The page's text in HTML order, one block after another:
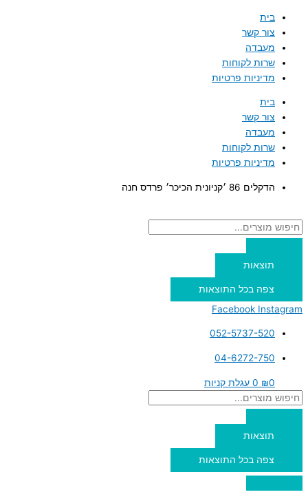
לתוכן
בית
צור קשר
מעבדה
שרות לקוחות
מדיניות פרטיות
בית
צור קשר
מעבדה
שרות לקוחות
מדיניות פרטיות
הדקלים 86 ׳קניונית הכיכר׳ פרדס חנה
תוצאות
צפה בכל התוצאות
Facebook Instagram
052-5737-520
04-6272-750
₪0
0 עגלת קניות
תוצאות
צפה בכל התוצאות